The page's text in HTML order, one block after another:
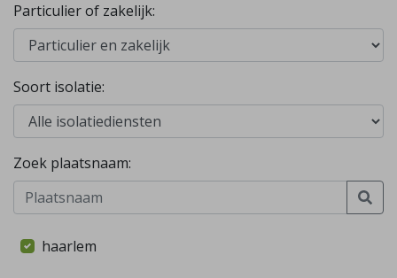
Particulier of zakelijk:
Soort isolatie:
Zoek plaatsnaam:
haarlem